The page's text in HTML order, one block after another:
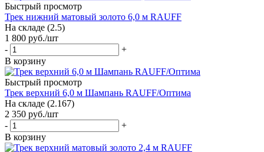
Быстрый просмотр
Трек нижний матовый золото 6,0 м RAUFF
На складе (2.5)
1 800 руб./шт
-
+
В корзину
Быстрый просмотр
Трек верхний 6,0 м Шампань RAUFF/Оптима
На складе (2.167)
2 350 руб./шт
-
+
В корзину